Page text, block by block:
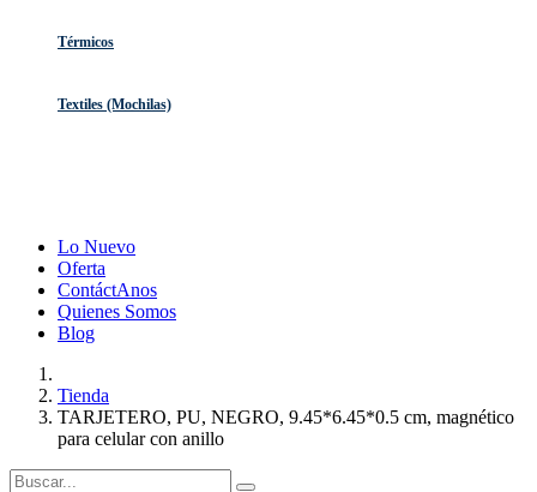
Térmicos
Textiles (Mochilas)
Lo Nuevo
Oferta
ContáctAnos
Quienes Somos
Blog
Tienda
TARJETERO, PU, NEGRO, 9.45*6.45*0.5 cm, magnético
para celular con anillo